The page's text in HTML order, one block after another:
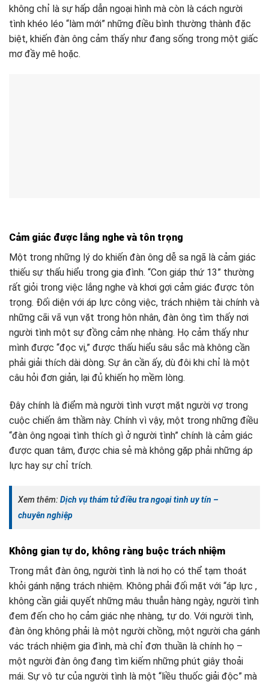
không chỉ là sự hấp dẫn ngoại hình mà còn là cách người
tình khéo léo “làm mới” những điều bình thường thành đặc
biệt, khiến đàn ông cảm thấy như đang sống trong một giấc
mơ đầy mê hoặc.
Cảm giác được lắng nghe và tôn trọng
Một trong những lý do khiến đàn ông dễ sa ngã là cảm giác
thiếu sự thấu hiểu trong gia đình. “Con giáp thứ 13” thường
rất giỏi trong việc lắng nghe và khơi gợi cảm giác được tôn
trọng. Đối diện với áp lực công việc, trách nhiệm tài chính và
những cãi vã vụn vặt trong hôn nhân, đàn ông tìm thấy nơi
người tình một sự đồng cảm nhẹ nhàng. Họ cảm thấy như
mình được “đọc vị,” được thấu hiểu sâu sắc mà không cần
phải giải thích dài dòng. Sự ân cần ấy, dù đôi khi chỉ là một
câu hỏi đơn giản, lại đủ khiến họ mềm lòng.
Đây chính là điểm mà người tình vượt mặt người vợ trong
cuộc chiến âm thầm này. Chính vì vậy, một trong những điều
“đàn ông ngoại tình thích gì ở người tình” chính là cảm giác
được quan tâm, được chia sẻ mà không gặp phải những áp
lực hay sự chỉ trích.
Xem thêm: Dịch vụ thám tử điều tra ngoại tình uy tín –
chuyên nghiệp
Không gian tự do, không ràng buộc trách nhiệm
Trong mắt đàn ông, người tình là nơi họ có thể tạm thoát
khỏi gánh nặng trách nhiệm. Không phải đối mặt với “áp lực ,
không cần giải quyết những mâu thuẫn hàng ngày, người tình
đem đến cho họ cảm giác nhẹ nhàng, tự do. Với người tình,
đàn ông không phải là một người chồng, một người cha gánh
vác trách nhiệm gia đình, mà chỉ đơn thuần là chính họ –
một người đàn ông đang tìm kiếm những phút giây thoải
mái. Sự vô tư của người tình là một “liều thuốc giải độc” mà